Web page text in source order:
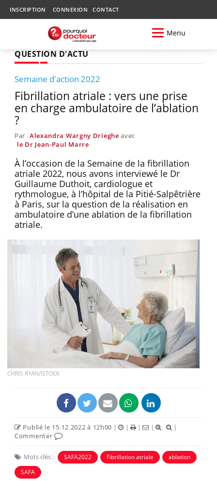
INSCRIPTION CONNEXION CONTACT
Menu
QUESTION D'ACTU
Semaine d'action 2022
Fibrillation atriale : vers une prise
en charge ambulatoire de l’ablation
?
Par Alexandra Wargny Drieghe avec
le Dr Jean-Paul Marre
À l’occasion de la Semaine de la fibrillation
atriale 2022, nous avons interviewé le Dr
Guillaume Duthoit, cardiologue et
rythmologue, à l’hôpital de la Pitié-Salpêtrière
à Paris, sur la question de la réalisation en
ambulatoire d’une ablation de la fibrillation
atriale.
CHRIS RYAN/ISTOCK
Publié le 15.12.2022 à 12h00 | | | |
|
Commenter
Mots clés : SAFA2022 Fibrillation atriale
ablation
SAFA